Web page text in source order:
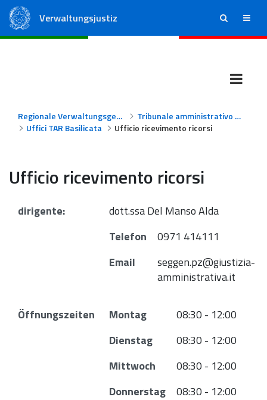
Verwaltungsjustiz ricerca menu
Regionale Verwaltungsgerichte
Tribunale amministrativo regionale per la Basilicata
Uffici TAR Basilicata
Ufficio ricevimento ricorsi
Ufficio ricevimento ricorsi
dirigente:
dott.ssa Del Manso Alda
Telefon
0971 414111
Email
seggen.pz@giustizia-
amministrativa.it
Öffnungszeiten Montag
08:30 - 12:00
Dienstag
08:30 - 12:00
Mittwoch
08:30 - 12:00
Donnerstag
08:30 - 12:00